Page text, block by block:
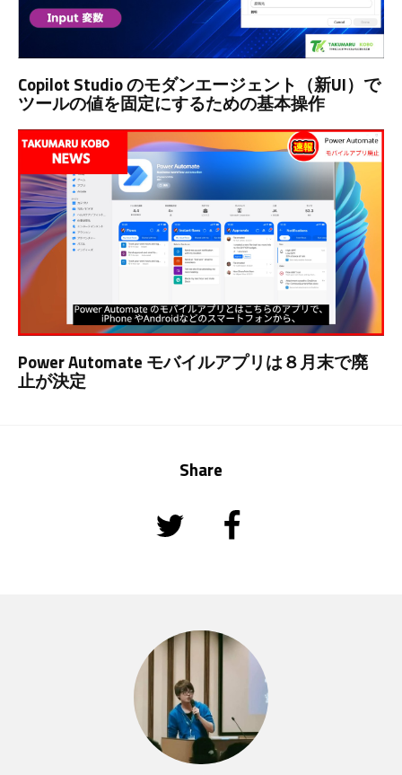
Copilot Studio のモダンエージェント（新UI）で
ツールの値を固定にするための基本操作
Power Automate モバイルアプリは８月末で廃
止が決定
Share